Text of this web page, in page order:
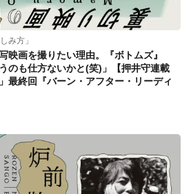
み方」
映画を撮りたい理由。『ボトムズ』
のも仕方ないかと(笑)」【押井守連載
最終回『バーン・アフター・リーディ